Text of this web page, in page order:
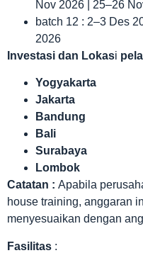
Nov 2026 | 25–26
batch 12 : 2–3 Des
2026
Investasi dan Lokasi
Yogyakarta
Jakarta
Bandung
Bali
Surabaya
Lombok
Catatan : Apabila
house training, anggaran
menyesuaikan dengan
Fasilitas :